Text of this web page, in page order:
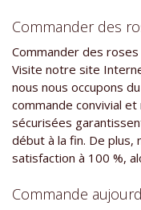
Commander des
Commander des
Visite notre site
nous nous occupons
commande convivial
sécurisées
début à la fin. De plus,
satisfaction à 100 %,
Commande